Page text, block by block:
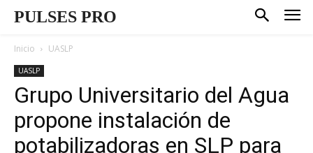
PULSES PRO
Inicio UASLP
UASLP
Grupo Universitario del Agua
propone instalación de
potabilizadoras en SLP para